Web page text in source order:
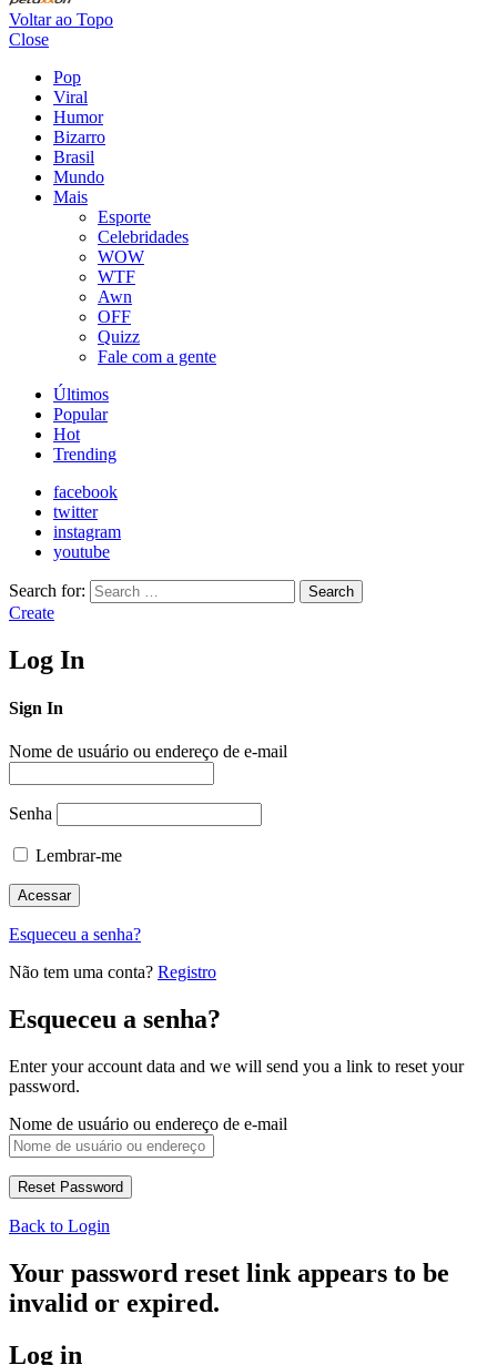
Voltar ao Topo
Close
Pop
Viral
Humor
Bizarro
Brasil
Mundo
Mais
Esporte
Celebridades
WOW
WTF
Awn
OFF
Quizz
Fale com a gente
Últimos
Popular
Hot
Trending
facebook
twitter
instagram
youtube
Search for: Search
Create
Log In
Sign In
Nome de usuário ou endereço de e-mail
Senha
Lembrar-me
Esqueceu a senha?
Não tem uma conta? Registro
Esqueceu a senha?
Enter your account data and we will send you a link to reset your
password.
Nome de usuário ou endereço de e-mail
Back to Login
Your password reset link appears to be
invalid or expired.
Log in